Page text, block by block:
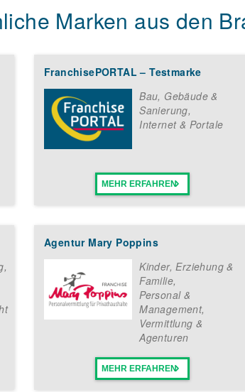
Marken aus den
FranchisePORTAL – Testmarke
Bau, Gebäude &
Sanierung,
Internet & Portale
MEHR ERFAHREN
,
Agentur Mary Poppins
Kinder, Erziehung &
Familie,
Personal &
Management,
Vermittlung &
Agenturen
MEHR ERFAHREN